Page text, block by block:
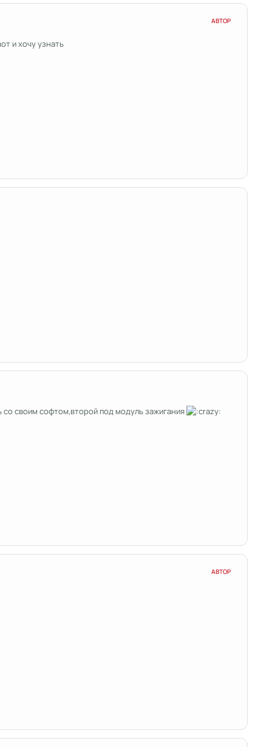
АВТОР
и хочу узнать
своим софтом,второй под модуль зажигания
АВТОР